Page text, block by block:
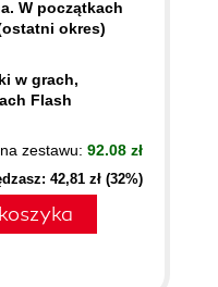
W początkach
okres)
w grach,
Flash
zestawu: 92.08 zł
42,81 zł (32%)